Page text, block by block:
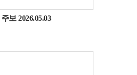
주보 2026.05.03